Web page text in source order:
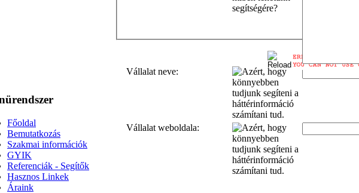
Vállalat neve:
Vállalat weboldala:
Főoldal
Bemutatkozás
Szakmai információk
GYIK
Referenciák - Segítők
Hasznos Linkek
Áraink